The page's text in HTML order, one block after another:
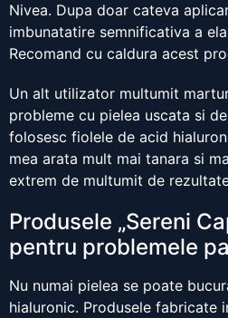
Nivea. Dupa doar cateva
imbunatatire semnificativa a
Recomand cu caldura acest
Un alt utilizator multumit
probleme cu pielea uscata si
folosesc fiolele de acid
mea arata mult mai tanara si
extrem de multumit de
Produsele „Sereni
pentru problemele
Nu numai pielea se poate
hialuronic. Produsele fabricate